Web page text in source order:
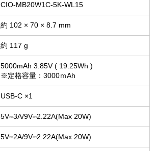
CIO-MB20W1C-5K-WL15
約 102 × 70 × 8.7 mm
約 117 g
5000mAh 3.85V ( 19.25Wh )
※定格容量：3000ｍAh
USB-C ×1
5V⎓3A/9V⎓2.22A(Max 20W)
5V⎓2A/9V⎓2.22A(Max 20W)